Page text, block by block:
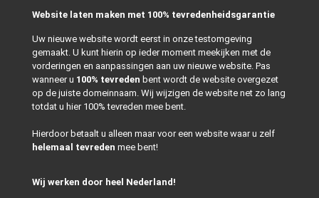
Website laten maken met 100% tevredenheidsgarantie
Uw nieuwe website wordt eerst in onze testomgeving
gemaakt. U kunt hierin op ieder moment meekijken met de
vorderingen en aanpassingen aan uw nieuwe website. Pas
wanneer u 100% tevreden bent wordt de website overgezet
op de juiste domeinnaam. Wij wijzigen de website net zo lang
totdat u hier 100% tevreden mee bent.
Hierdoor betaalt u alleen maar voor een website waar u zelf
helemaal tevreden mee bent!
Wij werken door heel Nederland!